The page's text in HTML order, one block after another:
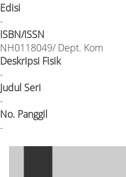
Edisi
-
ISBN/ISSN
NH0118049/ Dept. Kom
Deskripsi Fisik
-
Judul Seri
-
No. Panggil
-